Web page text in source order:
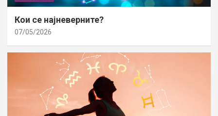
Кои се најневерните?
07/05/2026